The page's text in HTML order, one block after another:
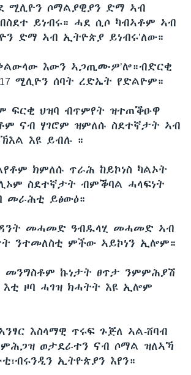
ሚሊዮን ሶማልያዊያን ድማ ኣብ
ይነብሩ። ሓደ ሲሶ ካብኣቶም ኣብ
ድማ ኣብ ኢትዮጵያ ይነብሩ’ለው።
እውን ኣጋጢሙዎ’ሎ።ብድርቂ
ሚሊዮን ሰባት ረድኤት የድልዮም።
ፍርቂ ህዝባ ብጥምየት ዝተጠቕዑዋ
ናብ ሃገሮም ዝምለሱ ስደተኛታት ኣብ
እዩ ይብሉ ።
ክምለሱ ጥራሕ ከይኮነስ ካልኦት
ስደተኛታት ብምቕባል ሓላፍነት
መራሕቲ ይፅውዕ።
መሓመድ ዓብዱላሂ መሓመድ ኣብ
ንተመለስቲ ምችው ኣይኮነን ኢሎም።
መንግስቶም ኩነታት ፀጥታ ንምምሕያሽ
እቲ ዞባ ሓገዝ ክሓትት እዩ ኢሎም
እስላማዊ ጥሩፍ ጉጅለ ኣል-ሸባብ
ወታደራተን ናብ ሶማል ዝለኣኻ
ኢትዮጵያን እየን።